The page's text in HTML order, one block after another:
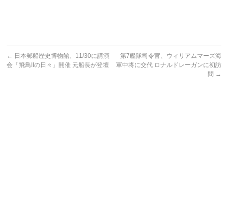
← 日本郵船歴史博物館、11/30に講演
会「飛鳥IIの日々」開催 元船長が登壇
第7艦隊司令官、ウィリアムマーズ海
軍中将に交代 ロナルドレーガンに初訪
問 →